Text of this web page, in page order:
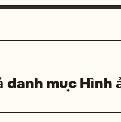
danh mục Hình